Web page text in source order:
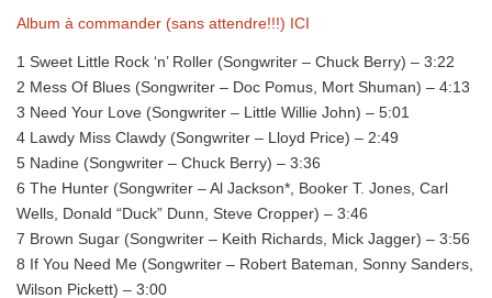
Album à commander (sans attendre!!!) ICI
1 Sweet Little Rock ‘n’ Roller (Songwriter – Chuck Berry) – 3:22
2 Mess Of Blues (Songwriter – Doc Pomus, Mort Shuman) – 4:13
3 Need Your Love (Songwriter – Little Willie John) – 5:01
4 Lawdy Miss Clawdy (Songwriter – Lloyd Price) – 2:49
5 Nadine (Songwriter – Chuck Berry) – 3:36
6 The Hunter (Songwriter – Al Jackson*, Booker T. Jones, Carl
Wells, Donald “Duck” Dunn, Steve Cropper) – 3:46
7 Brown Sugar (Songwriter – Keith Richards, Mick Jagger) – 3:56
8 If You Need Me (Songwriter – Robert Bateman, Sonny Sanders,
Wilson Pickett) – 3:00